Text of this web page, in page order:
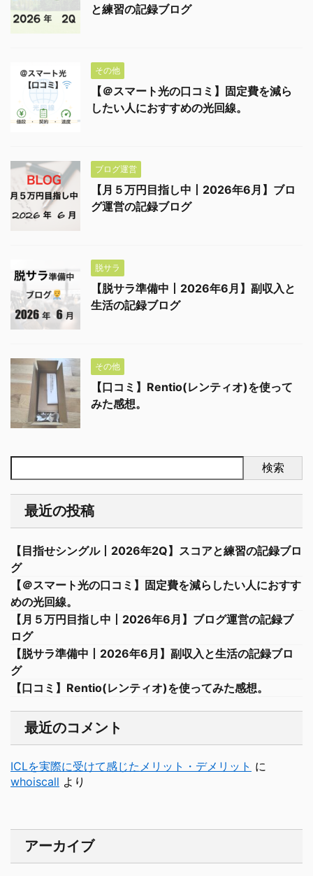
と練習の記録ブログ
その他
【＠スマート光の口コミ】固定費を減ら
したい人におすすめの光回線。
ブログ運営
【月５万円目指し中丨2026年6月】ブロ
グ運営の記録ブログ
脱サラ
【脱サラ準備中丨2026年6月】副収入と
生活の記録ブログ
その他
【口コミ】Rentio(レンティオ)を使って
みた感想。
検索
最近の投稿
【目指せシングル丨2026年2Q】スコアと練習の記録ブロ
グ
【＠スマート光の口コミ】固定費を減らしたい人におすす
めの光回線。
【月５万円目指し中丨2026年6月】ブログ運営の記録ブ
ログ
【脱サラ準備中丨2026年6月】副収入と生活の記録ブロ
グ
【口コミ】Rentio(レンティオ)を使ってみた感想。
最近のコメント
ICLを実際に受けて感じたメリット・デメリット に
whoiscall より
アーカイブ